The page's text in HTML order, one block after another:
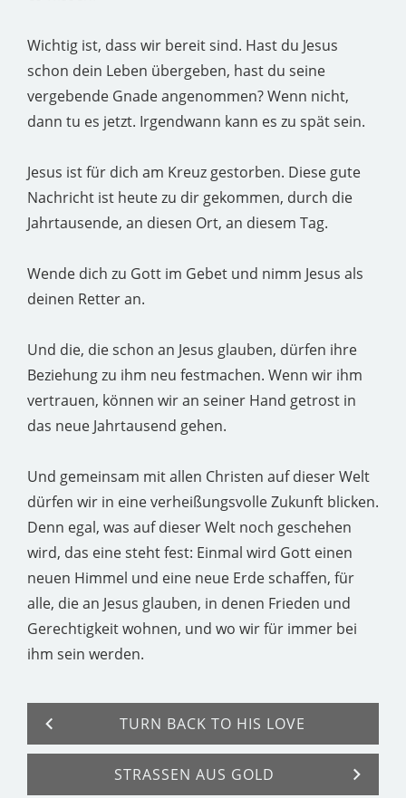
Wichtig ist, dass wir bereit sind. Hast du Jesus
schon dein Leben übergeben, hast du seine
vergebende Gnade angenommen? Wenn nicht,
dann tu es jetzt. Irgendwann kann es zu spät sein.
Jesus ist für dich am Kreuz gestorben. Diese gute
Nachricht ist heute zu dir gekommen, durch die
Jahrtausende, an diesen Ort, an diesem Tag.
Wende dich zu Gott im Gebet und nimm Jesus als
deinen Retter an.
Und die, die schon an Jesus glauben, dürfen ihre
Beziehung zu ihm neu festmachen. Wenn wir ihm
vertrauen, können wir an seiner Hand getrost in
das neue Jahrtausend gehen.
Und gemeinsam mit allen Christen auf dieser Welt
dürfen wir in eine verheißungsvolle Zukunft blicken.
Denn egal, was auf dieser Welt noch geschehen
wird, das eine steht fest: Einmal wird Gott einen
neuen Himmel und eine neue Erde schaffen, für
alle, die an Jesus glauben, in denen Frieden und
Gerechtigkeit wohnen, und wo wir für immer bei
ihm sein werden.
TURN BACK TO HIS LOVE
STRASSEN AUS GOLD